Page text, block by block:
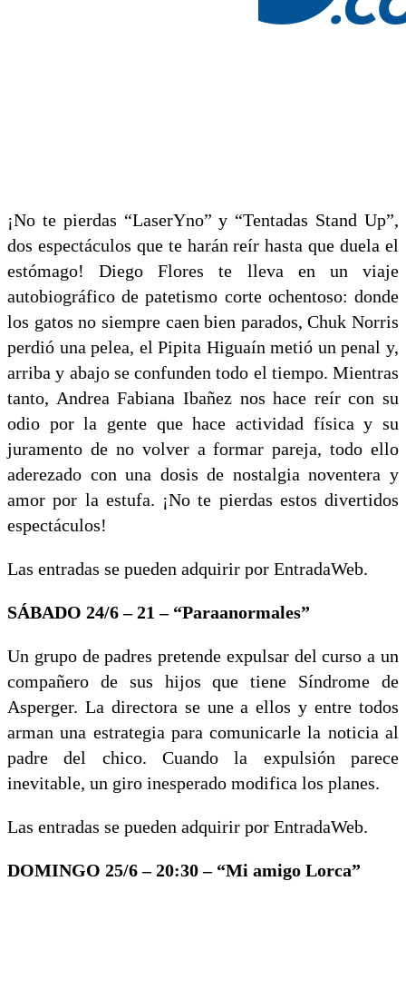
¡No te pierdas “LaserYno” y “Tentadas Stand Up”,
dos espectáculos que te harán reír hasta que duela el
estómago! Diego Flores te lleva en un viaje
autobiográfico de patetismo corte ochentoso: donde
los gatos no siempre caen bien parados, Chuk Norris
perdió una pelea, el Pipita Higuaín metió un penal y,
arriba y abajo se confunden todo el tiempo. Mientras
tanto, Andrea Fabiana Ibañez nos hace reír con su
odio por la gente que hace actividad física y su
juramento de no volver a formar pareja, todo ello
aderezado con una dosis de nostalgia noventera y
amor por la estufa. ¡No te pierdas estos divertidos
espectáculos!
Las entradas se pueden adquirir por EntradaWeb.
SÁBADO 24/6 – 21 – “Paraanormales”
Un grupo de padres pretende expulsar del curso a un
compañero de sus hijos que tiene Síndrome de
Asperger. La directora se une a ellos y entre todos
arman una estrategia para comunicarle la noticia al
padre del chico. Cuando la expulsión parece
inevitable, un giro inesperado modifica los planes.
Las entradas se pueden adquirir por EntradaWeb.
DOMINGO 25/6 – 20:30 – “Mi amigo Lorca”